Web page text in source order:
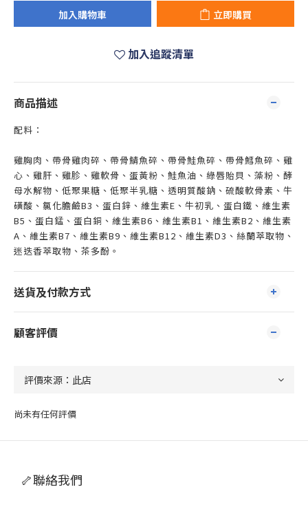
加入購物車 立即購買
加入追蹤清單
商品描述
配料：
雞胸肉、帶骨雞肉碎、帶骨鯖魚碎、帶骨鮭魚碎、帶骨鱈魚碎、雞
心、雞肝、雞胗、雞軟骨、蛋黃粉、鮭魚油、綠唇貽貝、藻粉、酵
母水解物、低聚果糖、低聚半乳糖、透明質酸鈉、硫酸軟骨素、牛
磺酸、氯化膽鹼B3、蛋白鋅、維生素E、牛初乳、蛋白鐵、維生素
B5、蛋白錳、蛋白銅、維生素B6、維生素B1、維生素B2、維生素
A、維生素B7、維生素B9、維生素B12、維生素D3、絲蘭萃取物、
迷迭香萃取物、茶多酚。
送貨及付款方式
顧客評價
尚未有任何評價
🦴聯絡我們